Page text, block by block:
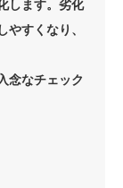
します。劣化
すくなり、
念なチェック